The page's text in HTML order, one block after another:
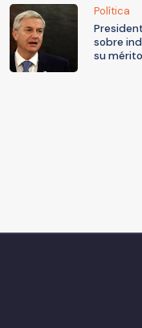
Política
sobre
su